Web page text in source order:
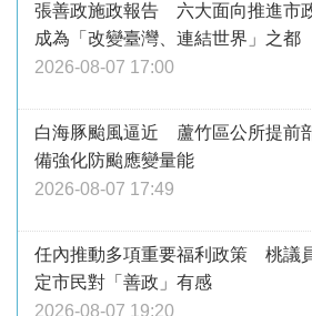
張善政施政報告 六大面向推進市
成為「改變臺灣、連結世界」之都
2026-08-07 17:00
白海豚颱風逼近 蘆竹區公所提前
備強化防颱應變量能
2026-08-07 17:49
任內推動多項重要福利政策 桃議
定市民對「善政」有感
2026-08-07 19:20